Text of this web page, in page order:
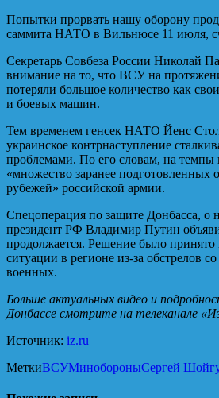
Попытки прорвать нашу оборону
саммита НАТО в Вильнюсе 11 июля,
Секретарь Совбеза России Николай
внимание на то, что ВСУ на
потеряли большое количество как
и боевых машин.
Тем временем генсек НАТО Йенс
украинское контрнаступление
проблемами. По его словам, на темпы
«множество заранее подготовленных
рубежей» российской армии.
Спецоперация по защите Донбасса, о
президент РФ Владимир Путин
продолжается. Решение было принято
ситуации в регионе из-за обстрелов
военных.
Больше актуальных видео и
Донбассе смотрите на телеканале
Источник: iz.ru
МеткиВСУМинобороныСергей